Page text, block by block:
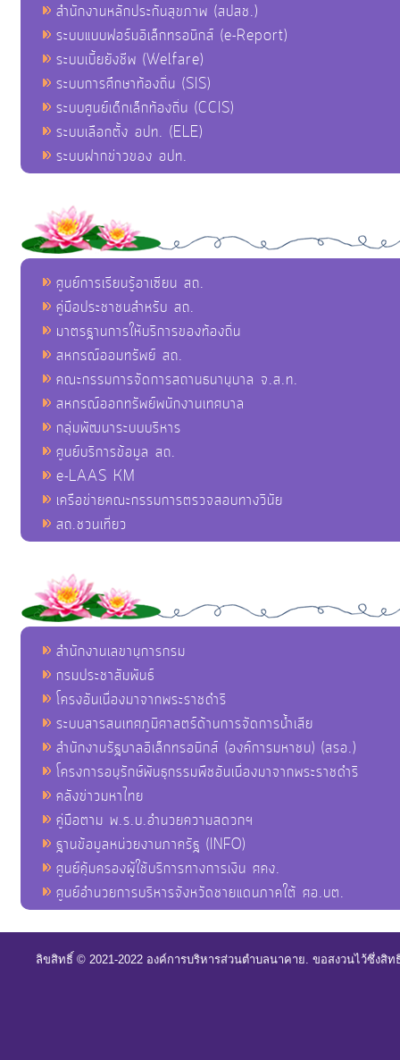
สำนักงานหลักประกันสุขภาพ (สปสช.)
ระบบแบบฟอร์มอิเล็กทรอนิกส์ (e-Report)
ระบบเบี้ยยังชีพ (Welfare)
ระบบการศึกษาท้องถิ่น (SIS)
ระบบศูนย์เด็กเล็กท้องถิ่น (CCIS)
ระบบเลือกตั้ง อปท. (ELE)
ระบบฝากข่าวของ อปท.
ศูนย์การเรียนรู้อาเซียน สถ.
คู่มือประชาชนสำหรับ สถ.
มาตรฐานการให้บริการของท้องถิ่น
สหกรณ์ออมทรัพย์ สถ.
คณะกรรมการจัดการสถานธนานุบาล จ.ส.ท.
สหกรณ์ออกทรัพย์พนักงานเทศบาล
กลุ่มพัฒนาระบบบริหาร
ศูนย์บริการข้อมูล สถ.
e-LAAS KM
เครือข่ายคณะกรรมการตรวจสอบทางวินัย
สถ.ชวนเที่ยว
สำนักงานเลขานุการกรม
กรมประชาสัมพันธ์
โครงอันเนื่องมาจากพระราชดำริ
ระบบสารสนเทศภูมิศาสตร์ด้านการจัดการน้ำเสีย
สำนักงานรัฐบาลอิเล็กทรอนิกส์ (องค์การมหาชน) (สรอ.)
โครงการอนุรักษ์พันธุกรรมพืชอันเนื่องมาจากพระราชดำริ
คลังข่าวมหาไทย
คู่มือตาม พ.ร.บ.อำนวยความสดวกฯ
ฐานข้อมูลหน่วยงานภาครัฐ (INFO)
ศูนย์คุ้มครองผู้ใช้บริการทางการเงิน ศคง.
ศูนย์อำนวยการบริหารจังหวัดชายแดนภาคใต้ ศอ.บต.
ลิขสิทธิ์ © 2021-2022 องค์การบริหารส่วนตำบลนาคาย. ขอสงวนไว้ซึ่งสิ